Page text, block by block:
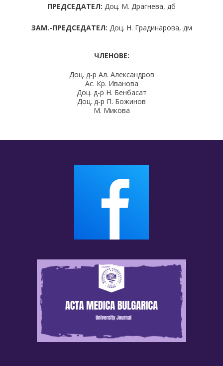
ПРЕДСЕДАТЕЛ: Доц. М. Драгнева, дб
ЗАМ.-ПРЕДСЕДАТЕЛ: Доц. Н. Градинарова, дм
ЧЛЕНОВЕ:
Доц. д-р Ал. Александров
Ас. Кр. Иванова
Доц. д-р Н. Бенбасат
Доц. д-р П. Божинов
М. Микова